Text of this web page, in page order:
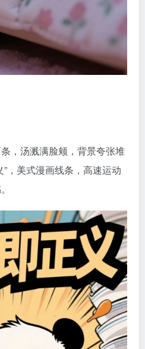
，汤溅满脸颊，背景夸张堆
，美式漫画线条，高速运动